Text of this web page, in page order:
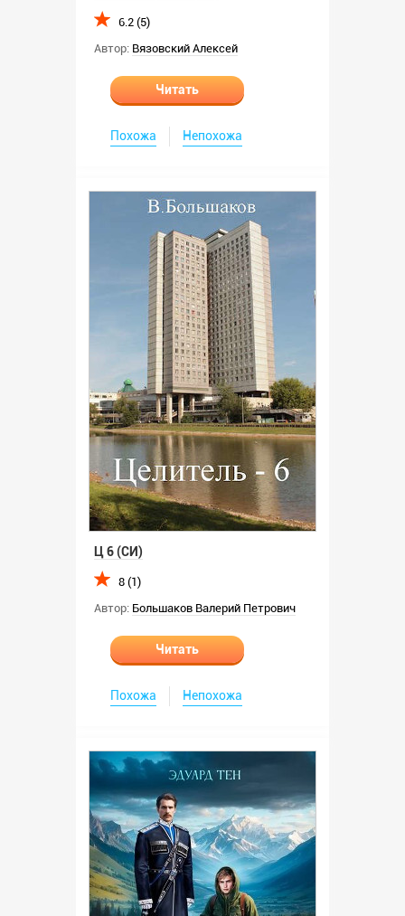
6.2 (5)
Автор: Вязовский Алексей
Читать
Похожа Непохожа
Ц 6 (СИ)
8 (1)
Автор: Большаков Валерий Петрович
Читать
Похожа Непохожа